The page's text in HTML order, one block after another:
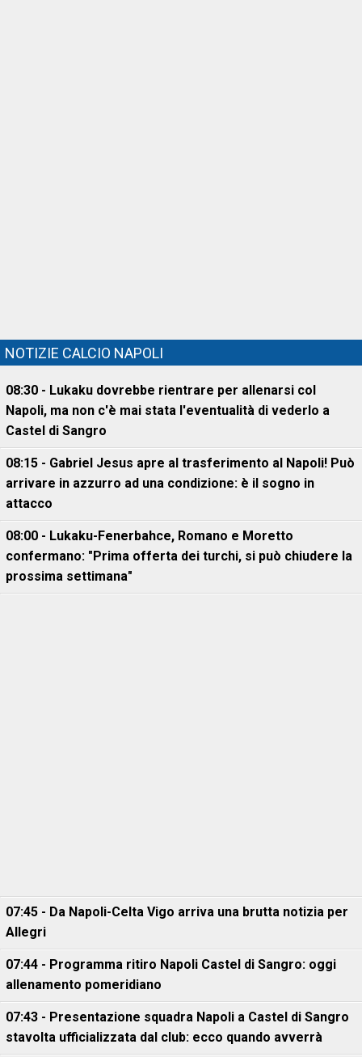
NOTIZIE CALCIO NAPOLI
08:30 - Lukaku dovrebbe rientrare per allenarsi col
Napoli, ma non c'è mai stata l'eventualità di vederlo a
Castel di Sangro
08:15 - Gabriel Jesus apre al trasferimento al Napoli! Può
arrivare in azzurro ad una condizione: è il sogno in
attacco
08:00 - Lukaku-Fenerbahce, Romano e Moretto
confermano: "Prima offerta dei turchi, si può chiudere la
prossima settimana"
07:45 - Da Napoli-Celta Vigo arriva una brutta notizia per
Allegri
07:44 - Programma ritiro Napoli Castel di Sangro: oggi
allenamento pomeridiano
07:43 - Presentazione squadra Napoli a Castel di Sangro
stavolta ufficializzata dal club: ecco quando avverrà